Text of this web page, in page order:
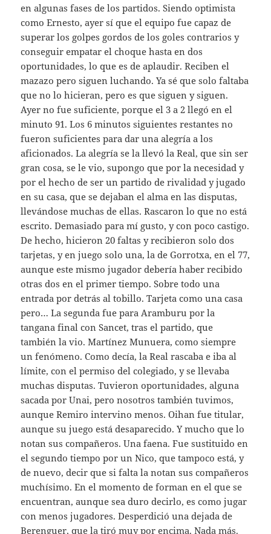
en algunas fases de los partidos. Siendo optimista
como Ernesto, ayer sí que el equipo fue capaz de
superar los golpes gordos de los goles contrarios y
conseguir empatar el choque hasta en dos
oportunidades, lo que es de aplaudir. Reciben el
mazazo pero siguen luchando. Ya sé que solo faltaba
que no lo hicieran, pero es que siguen y siguen.
Ayer no fue suficiente, porque el 3 a 2 llegó en el
minuto 91. Los 6 minutos siguientes restantes no
fueron suficientes para dar una alegría a los
aficionados. La alegría se la llevó la Real, que sin ser
gran cosa, se le vio, supongo que por la necesidad y
por el hecho de ser un partido de rivalidad y jugado
en su casa, que se dejaban el alma en las disputas,
llevándose muchas de ellas. Rascaron lo que no está
escrito. Demasiado para mí gusto, y con poco castigo.
De hecho, hicieron 20 faltas y recibieron solo dos
tarjetas, y en juego solo una, la de Gorrotxa, en el 77,
aunque este mismo jugador debería haber recibido
otras dos en el primer tiempo. Sobre todo una
entrada por detrás al tobillo. Tarjeta como una casa
pero… La segunda fue para Aramburu por la
tangana final con Sancet, tras el partido, que
también la vio. Martínez Munuera, como siempre
un fenómeno. Como decía, la Real rascaba e iba al
límite, con el permiso del colegiado, y se llevaba
muchas disputas. Tuvieron oportunidades, alguna
sacada por Unai, pero nosotros también tuvimos,
aunque Remiro intervino menos. Oihan fue titular,
aunque su juego está desaparecido. Y mucho que lo
notan sus compañeros. Una faena. Fue sustituido en
el segundo tiempo por un Nico, que tampoco está, y
de nuevo, decir que si falta la notan sus compañeros
muchísimo. En el momento de forman en el que se
encuentran, aunque sea duro decirlo, es como jugar
con menos jugadores. Desperdició una dejada de
Berenguer, que la tiró muy por encima. Nada más.